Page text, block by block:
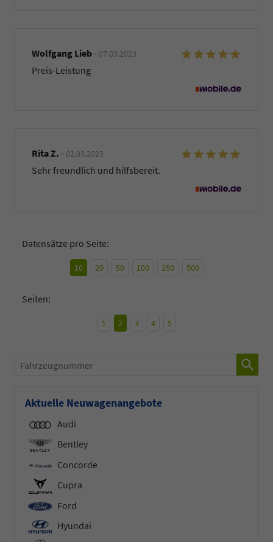
Wolfgang Lieb- 07.03.2023
Preis-Leistung
Rita Z. - 02.03.2023
Sehr freundlich und hilfsbereit.
Datensätze pro Seite:
10 20 50 100 250 500
Seiten:
1 2 3 4 5
Fahrzeugnummer
Aktuelle Neuwagenangebote
Audi
Bentley
Concorde
Cupra
Ford
Hyundai